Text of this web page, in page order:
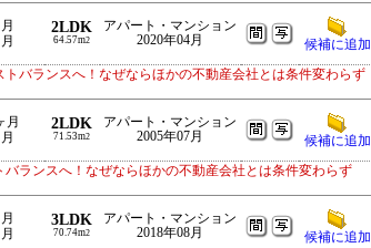
2LDK
64.57m2
アパート・マンション
2020年04月
候補に追加
バランスへ！なぜならほかの不動産会社とは条件変わらず
月 2LDK
71.53m2
アパート・マンション
2005年07月
候補に追加
ランスへ！なぜならほかの不動産会社とは条件変わらず
3LDK
70.74m2
アパート・マンション
2018年08月
候補に追加